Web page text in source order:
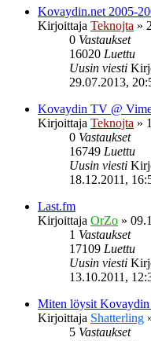
Kovaydin.net 2005-
Kirjoittaja Teknojta »
0 Vastaukset
16020 Luettu
Uusin viesti
29.07.2013,
Kovaydin TV @
Kirjoittaja Teknojta »
0 Vastaukset
16749 Luettu
Uusin viesti
18.12.2011,
Last.fm
Kirjoittaja OrZo »
1 Vastaukset
17109 Luettu
Uusin viesti
13.10.2011,
Miten löysit Kovaydin
Kirjoittaja Shatterling
5 Vastaukset